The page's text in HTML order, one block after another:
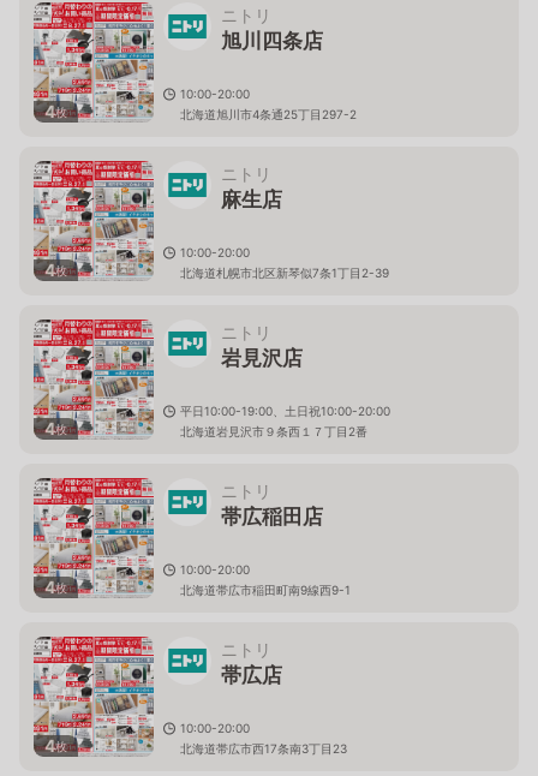
4枚
ニトリ
旭川四条店
10:00-20:00
北海道旭川市4条通25丁目297-2
4枚
ニトリ
麻生店
10:00-20:00
北海道札幌市北区新琴似7条1丁目2-39
4枚
ニトリ
岩見沢店
平日10:00-19:00、土日祝10:00-20:00
北海道岩見沢市９条西１７丁目2番
4枚
ニトリ
帯広稲田店
10:00-20:00
北海道帯広市稲田町南9線西9-1
4枚
ニトリ
帯広店
10:00-20:00
北海道帯広市西17条南3丁目23